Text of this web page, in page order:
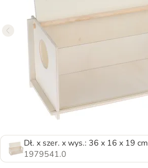
Dł. x szer. x wys.: 36 x 16 x 19 cm
1979541.0